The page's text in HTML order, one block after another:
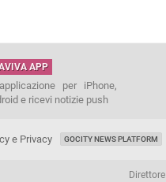
APP
per iPhone,
e ricevi notizie push
e Privacy GOCITY NEWS PLATFORM
Direttore